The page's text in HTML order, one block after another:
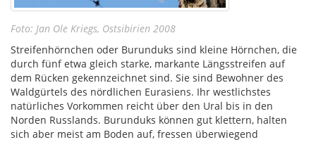
Foto: Jan Ole Kriegs, Ostsibirien 2008
Streifenhörnchen oder Burunduks sind kleine Hörnchen, die
durch fünf etwa gleich starke, markante Längsstreifen auf
dem Rücken gekennzeichnet sind. Sie sind Bewohner des
Waldgürtels des nördlichen Eurasiens. Ihr westlichstes
natürliches Vorkommen reicht über den Ural bis in den
Norden Russlands. Burunduks können gut klettern, halten
sich aber meist am Boden auf, fressen überwiegend